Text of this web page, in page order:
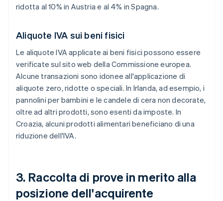
ridotta al 10% in Austria e al 4% in Spagna.
Aliquote IVA sui beni fisici
Le aliquote IVA applicate ai beni fisici possono essere
verificate sul sito web della Commissione europea.
Alcune transazioni sono idonee all'applicazione di
aliquote zero, ridotte o speciali. In Irlanda, ad esempio, i
pannolini per bambini e le candele di cera non decorate,
oltre ad altri prodotti, sono esenti da imposte. In
Croazia, alcuni prodotti alimentari beneficiano di una
riduzione dell'IVA.
3. Raccolta di prove in merito alla
posizione dell'acquirente